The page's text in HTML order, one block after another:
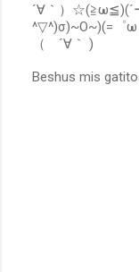
´∀｀）☆(≧ω≦)(´
^▽^)σ)~O~)(=゜ω
（ ´∀｀ )
Beshus mis